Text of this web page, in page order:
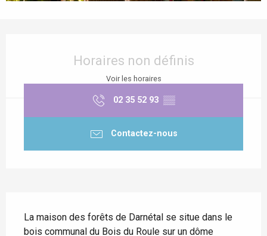
Horaires non définis
Voir les horaires
02 35 52 93 ▒▒
Contactez-nous
La maison des forêts de Darnétal se situe dans le
bois communal du Bois du Roule sur un dôme